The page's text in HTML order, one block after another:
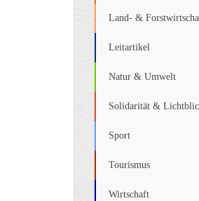
Land- &
Leitartikel
Natur & Umwelt
Solidarität &
Sport
Tourismus
Wirtschaft